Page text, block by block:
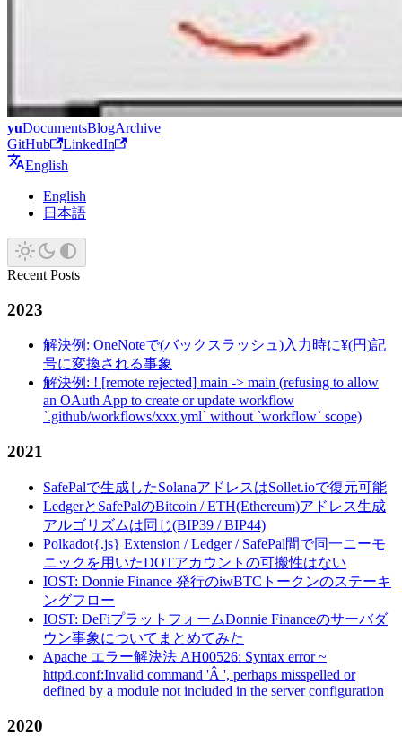
yuDocumentsBlogArchive
GitHub
LinkedIn
English
English
日本語
Recent Posts
2023
解決例: OneNoteで(バックスラッシュ)入力時に¥(円)記
号に変換される事象
解決例: ! [remote rejected] main -> main (refusing to allow
an OAuth App to create or update workflow
`.github/workflows/xxx.yml` without `workflow` scope)
2021
SafePalで生成したSolanaアドレスはSollet.ioで復元可能
LedgerとSafePalのBitcoin / ETH(Ethereum)アドレス生成
アルゴリズムは同じ(BIP39 / BIP44)
Polkadot{.js} Extension / Ledger / SafePal間で同一ニーモ
ニックを用いたDOTアカウントの可搬性はない
IOST: Donnie Finance 発行のiwBTCトークンのステーキ
ングフロー
IOST: DeFiプラットフォームDonnie Financeのサーバダ
ウン事象についてまとめてみた
Apache エラー解決法 AH00526: Syntax error ~
httpd.conf:Invalid command 'Â ', perhaps misspelled or
defined by a module not included in the server configuration
2020